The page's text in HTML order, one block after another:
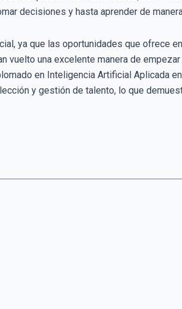
decisiones y hasta aprender de
ya que las oportunidades que ofrece
una excelente manera de
en Inteligencia Artificial Aplicada
y gestión de talento, lo que